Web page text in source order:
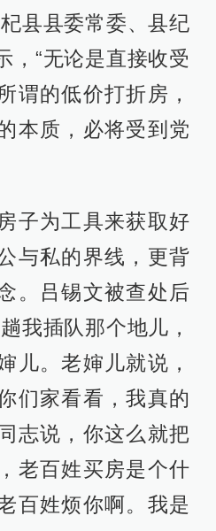
县县委常委、县纪
，“无论是直接收受
谓的低价打折房，
本质，必将受到党
子为工具来获取好
与私的界线，更背
。吕锡文被查处后
我插队那个地儿，
儿。老婶儿就说，
们家看看，我真的
志说，你这么就把
老百姓买房是个什
百姓烦你啊。我是